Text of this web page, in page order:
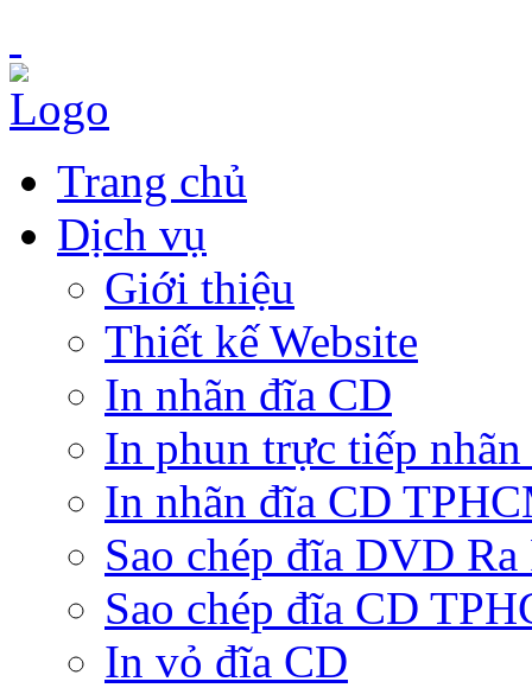
Trang chủ
Dịch vụ
Giới thiệu
Thiết kế Website
In nhãn đĩa CD
In phun trực tiếp
In nhãn đĩa CD
Sao chép đĩa DVD
Sao chép đĩa CD
In vỏ đĩa CD